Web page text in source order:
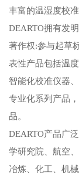
丰富的温湿度校准
DEARTO拥有发
著作权:参与起草
表性产品包括温
智能化校准仪器
专业化系列产品
品。
DEARTO产品广
学研究院、航空
冶炼、化工、机